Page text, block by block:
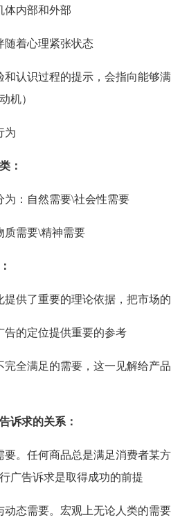
内部和外部
着心理紧张状态
识过程的提示，会指向能够
机）
为
：
：自然需要\社会性需要
需要\精神需要
了重要的理论依据，把市场的
的定位提供重要的参考
满足的需要，这一见解给产品
诉求的关系：
任何商品总是满足消费者某
广告诉求是取得成功的前提
需要。宏观上无论人类的需